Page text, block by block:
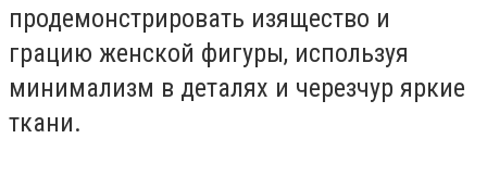
продемонстрировать изящество и
грацию женской фигуры, используя
минимализм в деталях и черезчур яркие
ткани.